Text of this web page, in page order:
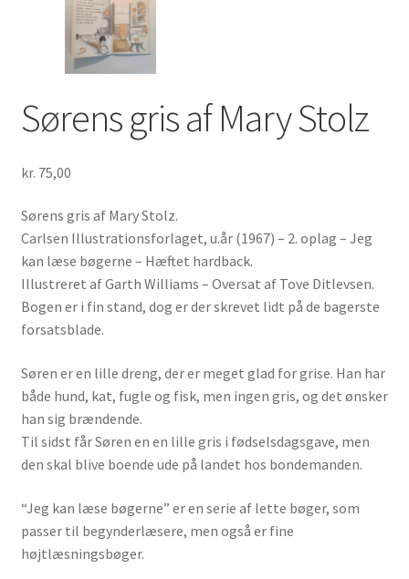
Sørens gris af Mary Stolz
kr. 75,00
Sørens gris af Mary Stolz.
Carlsen Illustrationsforlaget, u.år (1967) – 2. oplag – Jeg
kan læse bøgerne – Hæftet hardback.
Illustreret af Garth Williams – Oversat af Tove Ditlevsen.
Bogen er i fin stand, dog er der skrevet lidt på de bagerste
forsatsblade.
Søren er en lille dreng, der er meget glad for grise. Han har
både hund, kat, fugle og fisk, men ingen gris, og det ønsker
han sig brændende.
Til sidst får Søren en en lille gris i fødselsdagsgave, men
den skal blive boende ude på landet hos bondemanden.
“Jeg kan læse bøgerne” er en serie af lette bøger, som
passer til begynderlæsere, men også er fine
højtlæsningsbøger.